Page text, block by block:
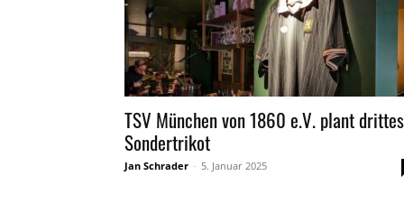
TSV München von 1860 e.V. plant drittes
Sondertrikot
Jan Schrader - 5. Januar 2025